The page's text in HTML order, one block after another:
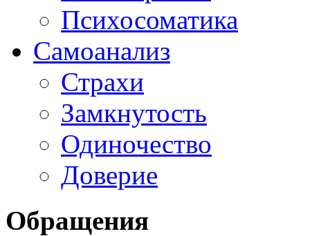
Психосоматика
Самоанализ
Страхи
Замкнутость
Одиночество
Доверие
Обращения